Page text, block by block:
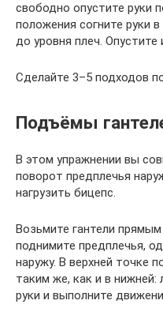
свободно опустите руки
положения согните руки
до уровня плеч.
Сделайте 3–5 подходов
Подъёмы
В этом упражнении вы
поворот предплечья
нагрузить бицепс.
Возьмите гантели прямым
поднимите предплечья,
наружу. В верхней точке
таким же, как и в нижней:
руки и выполните